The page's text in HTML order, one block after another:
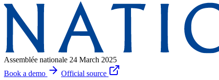
Assemblée nationale 24 March 2025
Book a demo
Official source